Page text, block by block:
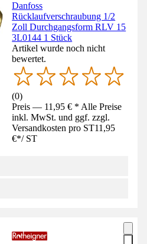
Danfoss
Rücklaufverschraubung 1/2
Zoll Durchgangsform RLV 15
3L0144 1 Stück
Artikel wurde noch nicht
bewertet.
(0)
Preis — 11,95 € * Alle Preise
inkl. MwSt. und ggf. zzgl.
Versandkosten pro ST11,95
€*/ ST